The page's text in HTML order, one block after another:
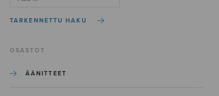
TARKENNETTU HAKU
OSASTOT
ÄÄNITTEET